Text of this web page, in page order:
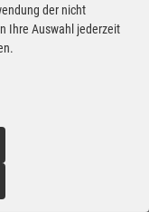
der nicht
Ihre Auswahl jederzeit